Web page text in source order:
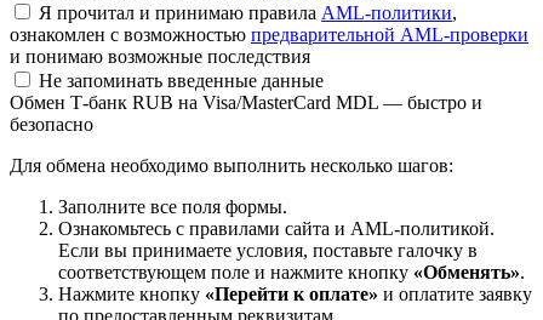
Я прочитал и принимаю правила AML-политики,
ознакомлен с возможностью предварительной AML-проверки
и понимаю возможные последствия
Не запоминать введенные данные
Обмен Т-банк RUB на Visa/MasterCard MDL — быстро и
безопасно
Для обмена необходимо выполнить несколько шагов:
Заполните все поля формы.
Ознакомьтесь с правилами сайта и AML-политикой.
Если вы принимаете условия, поставьте галочку в
соответствующем поле и нажмите кнопку «Обменять».
Нажмите кнопку «Перейти к оплате» и оплатите заявку
по предоставленным реквизитам.